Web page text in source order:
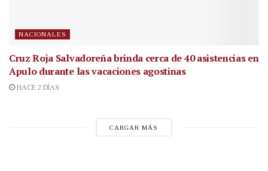
NACIONALES
Cruz Roja Salvadoreña brinda cerca de 40 asistencias en
Apulo durante las vacaciones agostinas
HACE 2 DÍAS
CARGAR MÁS